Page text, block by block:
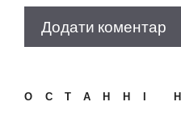
ОСТАННІ